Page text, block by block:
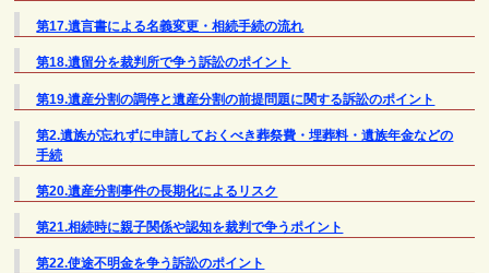
第17.遺言書による名義変更・相続手続の流れ
第18.遺留分を裁判所で争う訴訟のポイント
第19.遺産分割の調停と遺産分割の前提問題に関する訴訟のポイント
第2.遺族が忘れずに申請しておくべき葬祭費・埋葬料・遺族年金などの
手続
第20.遺産分割事件の長期化によるリスク
第21.相続時に親子関係や認知を裁判で争うポイント
第22.使途不明金を争う訴訟のポイント